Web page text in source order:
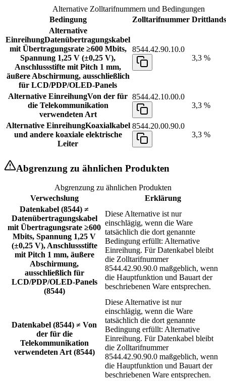
Alternative Zolltarifnummern und Bedingungen
Bedingung
Zolltarifnummer
Alternative
EinreihungDatenübertragungskabel
mit Übertragungsrate ≥600 Mbits,
Spannung 1,25 V (±0,25 V),
Anschlussstifte mit Pitch 1 mm,
äußere Abschirmung, ausschließlich
für LCD/PDP/OLED-Panels
8544.42.90.10.0
3,3 %
Alternative EinreihungVon der für
die Telekommunikation
verwendeten Art
8544.42.10.00.0
3,3 %
Alternative EinreihungKoaxialkabel
und andere koaxiale elektrische
Leiter
8544.20.00.90.0
3,3 %
Abgrenzung zu ähnlichen Produkten
Abgrenzung zu ähnlichen Produkten
Verwechslung
Erklärung
Datenkabel (8544) ≠
Datenübertragungskabel
mit Übertragungsrate ≥600
Mbits, Spannung 1,25 V
(±0,25 V), Anschlussstifte
mit Pitch 1 mm, äußere
Abschirmung,
ausschließlich für
LCD/PDP/OLED-Panels
(8544)
Diese Alternative ist nur
einschlägig, wenn die Ware
tatsächlich die dort genannte
Bedingung erfüllt: Alternative
Einreihung. Für Datenkabel bleibt
die Zolltarifnummer
8544.42.90.90.0 maßgeblich, wenn
die Hauptfunktion und Bauart der
beschriebenen Ware entsprechen.
Datenkabel (8544) ≠ Von
der für die
Telekommunikation
verwendeten Art (8544)
Diese Alternative ist nur
einschlägig, wenn die Ware
tatsächlich die dort genannte
Bedingung erfüllt: Alternative
Einreihung. Für Datenkabel bleibt
die Zolltarifnummer
8544.42.90.90.0 maßgeblich, wenn
die Hauptfunktion und Bauart der
beschriebenen Ware entsprechen.